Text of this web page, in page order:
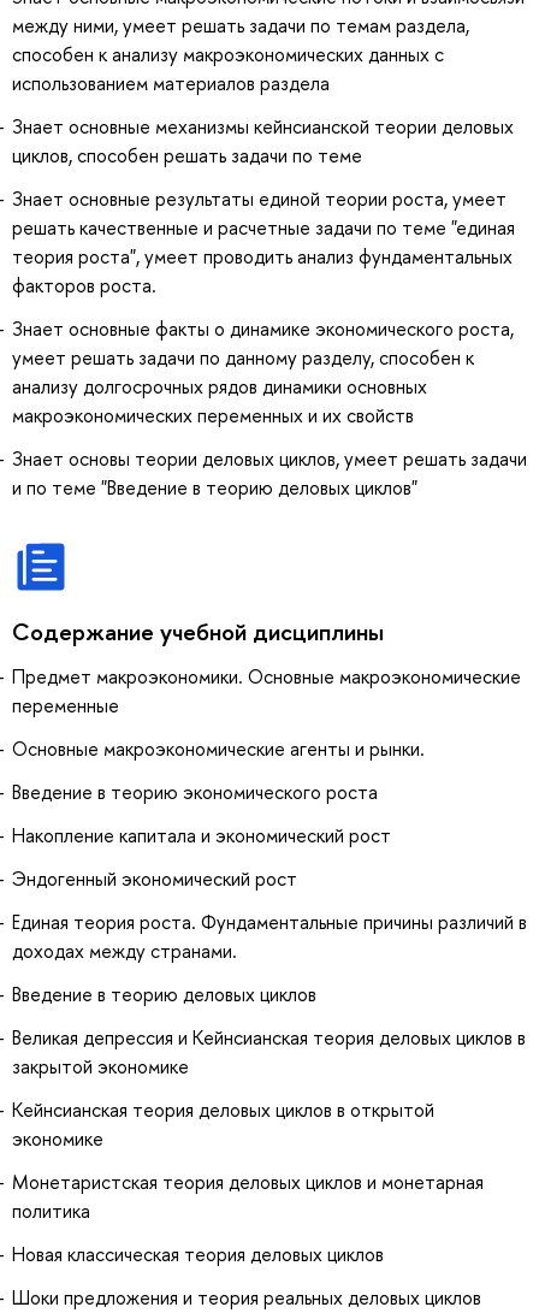
между ними, умеет решать задачи по темам раздела,
способен к анализу макроэкономических данных с
использованием материалов раздела
Знает основные механизмы кейнсианской теории деловых
циклов, способен решать задачи по теме
Знает основные результаты единой теории роста, умеет
решать качественные и расчетные задачи по теме "единая
теория роста", умеет проводить анализ фундаментальных
факторов роста.
Знает основные факты о динамике экономического роста,
умеет решать задачи по данному разделу, способен к
анализу долгосрочных рядов динамики основных
макроэкономических переменных и их свойств
Знает основы теории деловых циклов, умеет решать задачи
и по теме "Введение в теорию деловых циклов"
Содержание учебной дисциплины
Предмет макроэкономики. Основные макроэкономические
переменные
Основные макроэкономические агенты и рынки.
Введение в теорию экономического роста
Накопление капитала и экономический рост
Эндогенный экономический рост
Единая теория роста. Фундаментальные причины различий в
доходах между странами.
Введение в теорию деловых циклов
Великая депрессия и Кейнсианская теория деловых циклов в
закрытой экономике
Кейнсианская теория деловых циклов в открытой
экономике
Монетаристская теория деловых циклов и монетарная
политика
Новая классическая теория деловых циклов
Шоки предложения и теория реальных деловых циклов